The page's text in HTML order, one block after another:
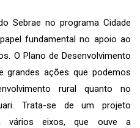
Sebrae no programa Cidade
fundamental no apoio ao
O Plano de Desenvolvimento
grandes ações que podemos
rural quanto no
Trata-se de um projeto
vários eixos, que ouve a